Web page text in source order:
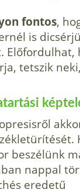
fontos,
is
tetszik
beszélünk
nappal
eredetű